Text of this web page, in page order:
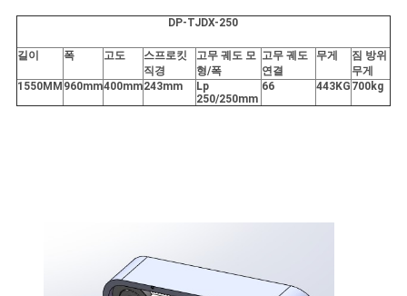
NEWS
사
이
DP-TJDX-250
길이 폭 고도
스프로킷
직경
고무 궤도 모
형/폭
고무 궤도
연결
무게
짐 방위
무게
1550MM 960mm400mm243mm
Lp
250/250mm
66 443KG 700kg